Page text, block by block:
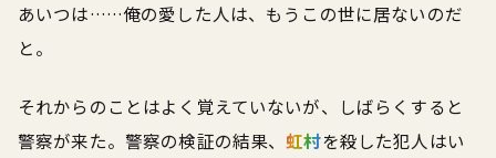
あいつは……俺の愛した人は、もうこの世に居ないのだ
と。
それからのことはよく覚えていないが、しばらくすると
警察が来た。警察の検証の結果、 虹村を殺した犯人はい